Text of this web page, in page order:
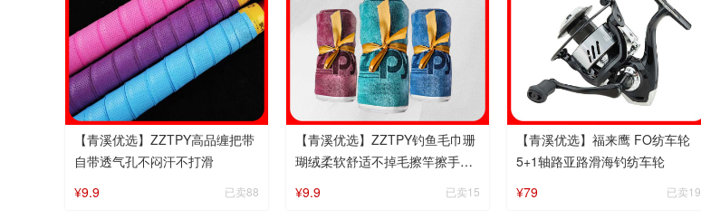
【青溪优选】ZZTPY高品缠把带
自带透气孔不闷汗不打滑
¥9.9
已卖88
【青溪优选】ZZTPY钓鱼毛巾珊
瑚绒柔软舒适不掉毛擦竿擦手擦
¥9.9 已卖15
【青溪优选】福来鹰 FO纺车轮
5+1轴路亚路滑海钓纺车轮
¥79
已卖19